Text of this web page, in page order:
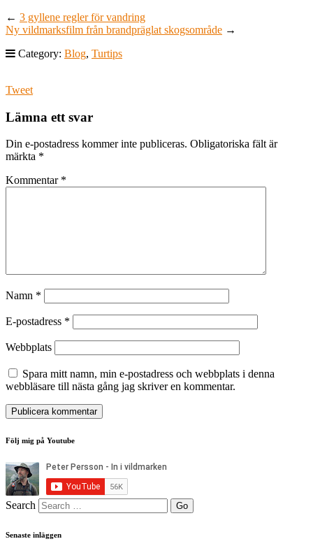
← 3 gyllene regler för vandring
Ny vildmarksfilm från brandpräglat skogsområde →
Category: Blog, Turtips
Tweet
Lämna ett svar
Din e-postadress kommer inte publiceras. Obligatoriska fält är
märkta *
Kommentar *
Namn *
E-postadress *
Webbplats
Spara mitt namn, min e-postadress och webbplats i denna
webbläsare till nästa gång jag skriver en kommentar.
Följ mig på Youtube
Search
Senaste inläggen